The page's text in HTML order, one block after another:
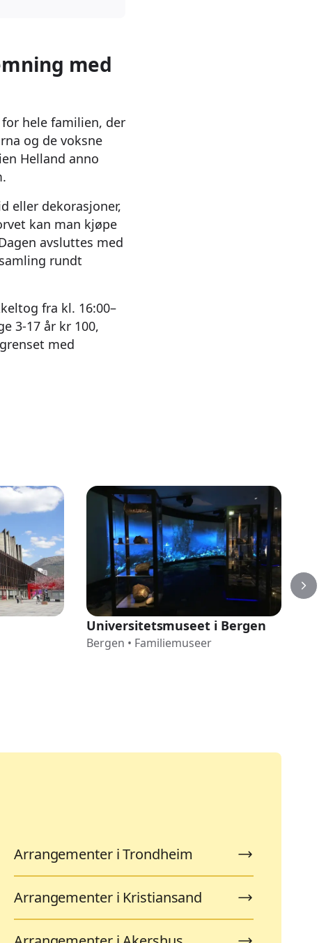
med
hele familien, der
og de voksne
Helland anno
eller dekorasjoner,
kan man kjøpe
avsluttes med
rundt
fra kl. 16:00–
3-17 år kr 100,
med
Universitetsmuseet i Bergen
Bergen • Familiemuseer
Arrangementer i Trondheim
Arrangementer i Kristiansand